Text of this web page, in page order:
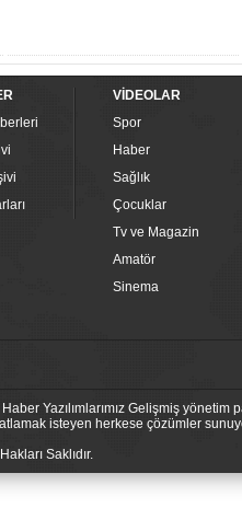
VİDEOLAR
Spor
Haber
Sağlık
Çocuklar
Tv ve Magazin
Amatör
Sinema
Yazılımlarımız Gelişmiş
isteyen herkese çözümler
Saklıdır.